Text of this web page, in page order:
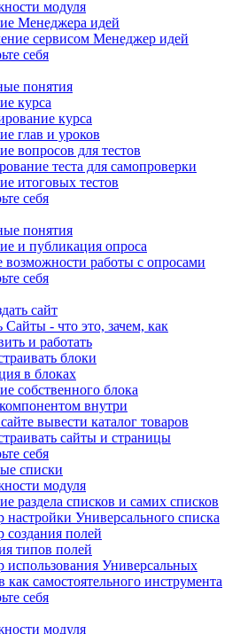
модуля
Менеджера идей
сервисом Менеджер идей
себя
понятия
курса
курса
глав и уроков
вопросов для тестов
теста для самопроверки
итоговых тестов
себя
понятия
и публикация опроса
возможности работы с опросами
себя
сайт
- что это, зачем, как
и работать
блоки
в блоках
собственного блока
внутри
вывести каталог товаров
сайты и страницы
себя
списки
модуля
раздела списков и самих списков
Универсального списка
создания полей
типов полей
использования Универсальных
как самостоятельного инструмента
себя
модуля